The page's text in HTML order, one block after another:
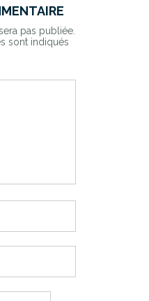
pas publiée.
sont indiqués